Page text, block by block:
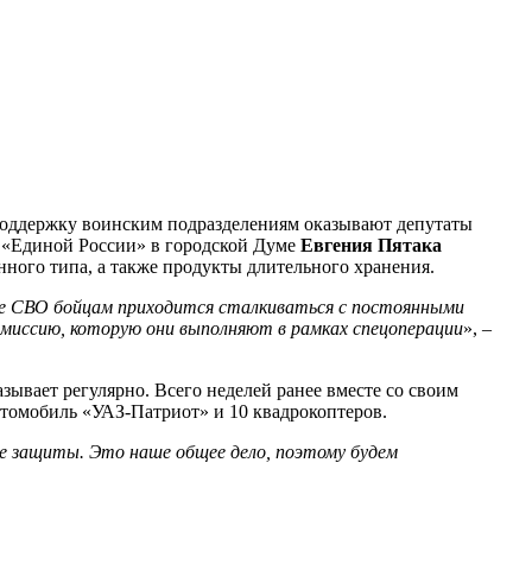
воинским подразделениям оказывают депутаты
России» в городской Думе Евгения Пятака
типа, а также продукты длительного хранения.
СВО бойцам приходится сталкиваться с постоянными
которую они выполняют в рамках спецоперации», –
регулярно. Всего неделей ранее вместе со своим
«УАЗ-Патриот» и 10 квадрокоптеров.
защиты. Это наше общее дело, поэтому будем